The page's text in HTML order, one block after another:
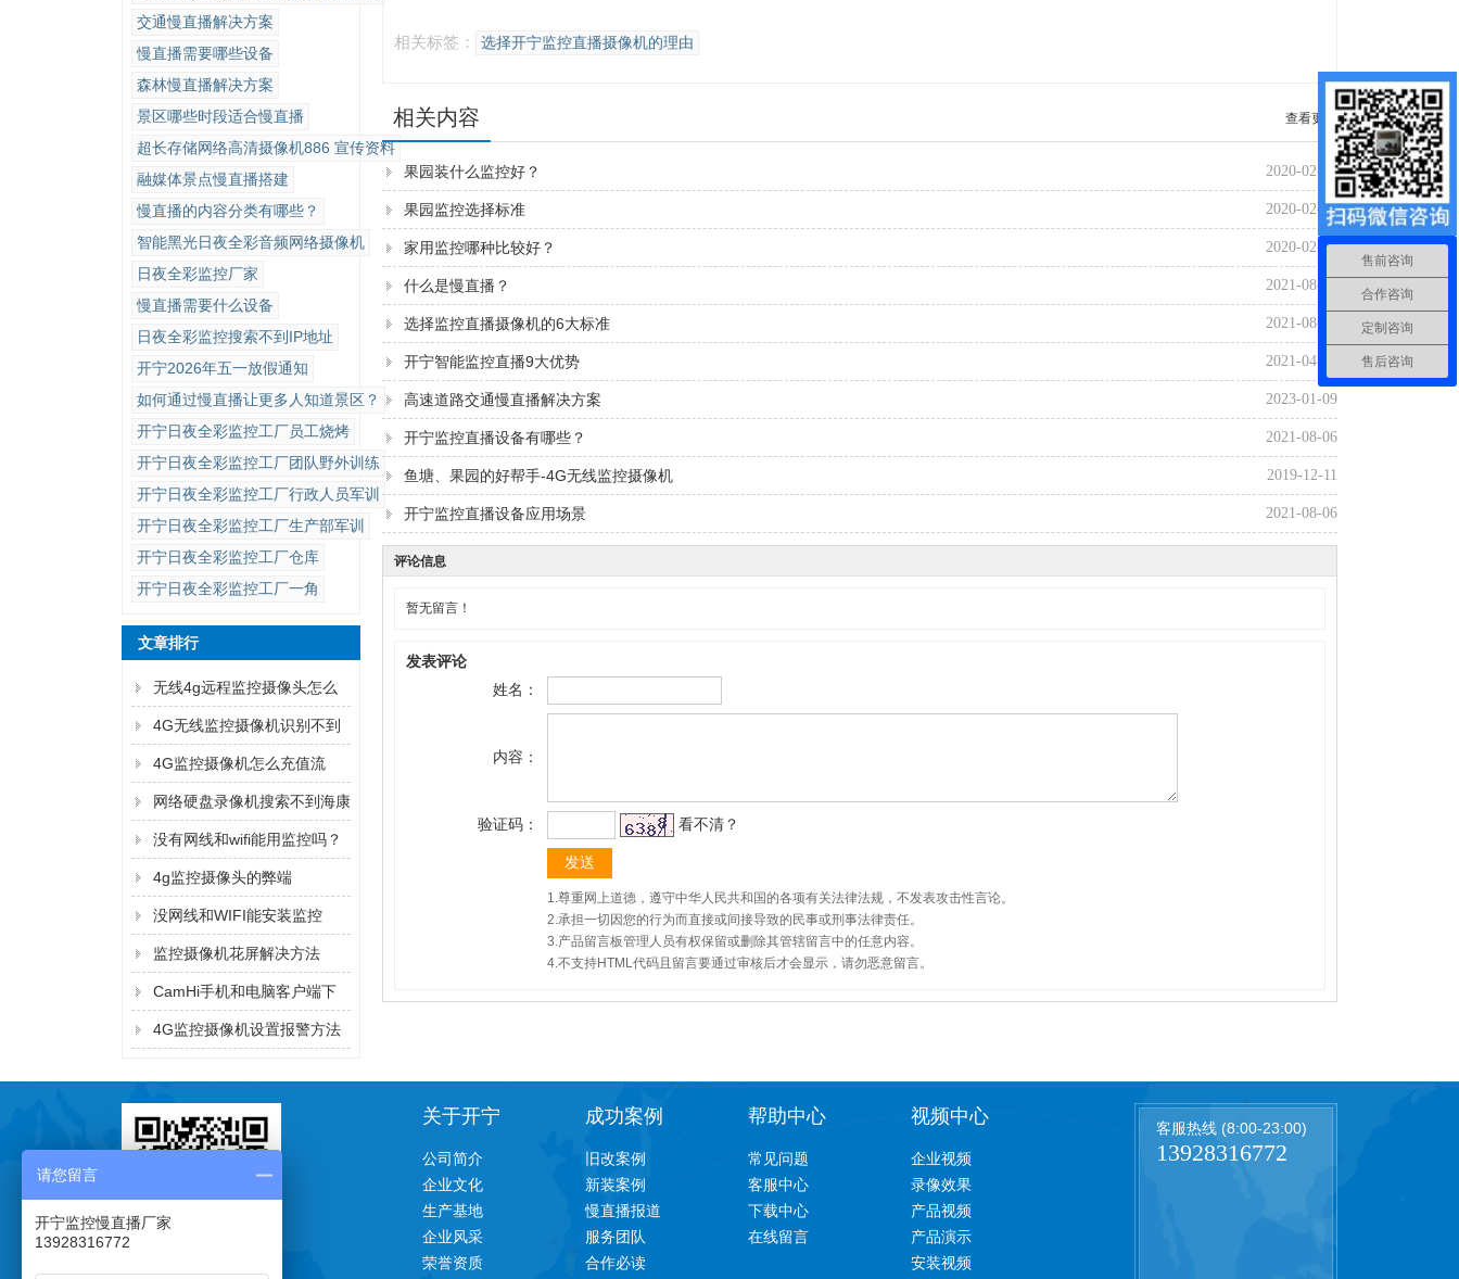
交通慢直播解决方案
慢直播需要哪些设备
森林慢直播解决方案
景区哪些时段适合慢直播
超长存储网络高清摄像机886 宣传资料
融媒体景点慢直播搭建
慢直播的内容分类有哪些？
智能黑光日夜全彩音频网络摄像机
日夜全彩​监控厂家
慢直播需要什么设备
日夜全彩监控搜索不到IP地址
开宁2026年五一放假通知
如何通过慢直播让更多人知道景区？
开宁日夜全彩监控工厂员工烧烤
开宁日夜全彩监控工厂团队野外训练
开宁日夜全彩监控工厂行政人员军训
开宁日夜全彩监控工厂生产部军训
开宁日夜全彩监控工厂仓库
开宁日夜全彩监控工厂一角
文章排行
无线4g远程监控摄像头怎么
连手机
4G无线监控摄像机识别不到
内存卡怎么解决？
4G监控摄像机怎么充值流
量？
网络硬盘录像机搜索不到海康
监控摄像机的IP地址的解决方
法
没有网线和wifi能用监控吗？
4g监控摄像头的弊端
没网线和WIFI能安装监控
吗？
监控摄像机花屏解决方法
CamHi手机和电脑客户端下
载方法
4G监控摄像机设置报警方法
相关标签： 选择开宁监控直播摄像机的理由
相关内容 查看更多
2020-02-21
果园装什么监控好？
2020-02-21
果园监控选择标准
2020-02-22
家用监控哪种比较好？
2021-08-06
什么是慢直播？
2021-08-06
选择监控直播摄像机的6大标准
2021-04-17
开宁智能监控直播9大优势
2023-01-09
高速道路交通慢直播解决方案
2021-08-06
开宁监控直播设备有哪些？
2019-12-11
鱼塘、果园的好帮手-4G无线监控摄像机
2021-08-06
开宁监控直播设备应用场景
评论信息
暂无留言！
发表评论
姓名：
内容：
验证码： 看不清？
1.尊重网上道德，遵守中华人民共和国的各项有关法律法规，不发表攻击性言论。
2.承担一切因您的行为而直接或间接导致的民事或刑事法律责任。
3.产品留言板管理人员有权保留或删除其管辖留言中的任意内容。
4.不支持HTML代码且留言要通过审核后才会显示，请勿恶意留言。
关于开宁
公司简介
企业文化
生产基地
企业风采
荣誉资质
成功案例
旧改案例
新装案例
慢直播报道
服务团队
合作必读
帮助中心
常见问题
客服中心
下载中心
在线留言
视频中心
企业视频
录像效果
产品视频
产品演示
安装视频
客服热线 (8:00-23:00)
13928316772
售前咨询
合作咨询
定制咨询
售后咨询
请您留言
开宁监控慢直播厂家
13928316772